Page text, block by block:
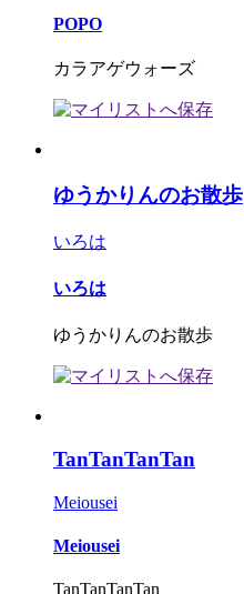
POPO
カラアゲウォーズ
ゆうかりんのお散歩
いろは
いろは
ゆうかりんのお散歩
TanTanTanTan
Meiousei
Meiousei
TanTanTanTan